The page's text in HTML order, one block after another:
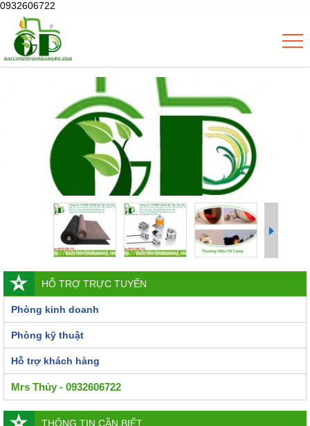
0932606722
HỖ TRỢ TRỰC TUYẾN
Phòng kinh doanh
Phòng kỹ thuật
Hỗ trợ khách hàng
Mrs Thủy - 0932606722
THÔNG TIN CẦN BIẾT